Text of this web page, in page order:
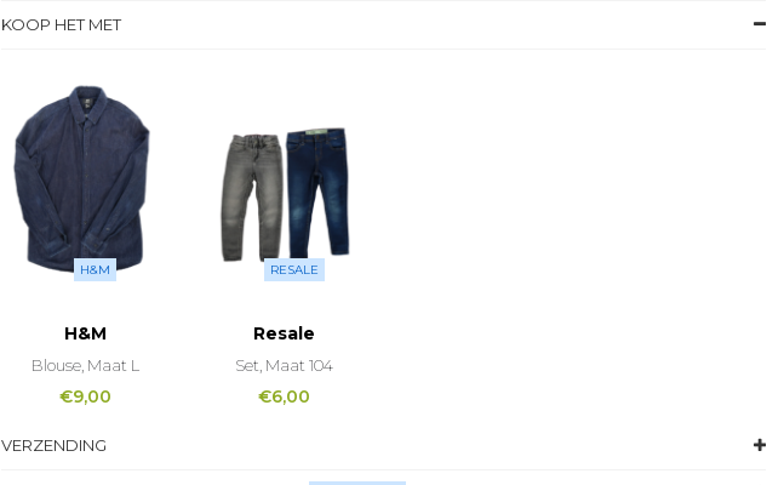
KOOP HET MET
H&M
H&M
Blouse, Maat L
€9,00
RESALE
Resale
Set, Maat 104
€6,00
VERZENDING